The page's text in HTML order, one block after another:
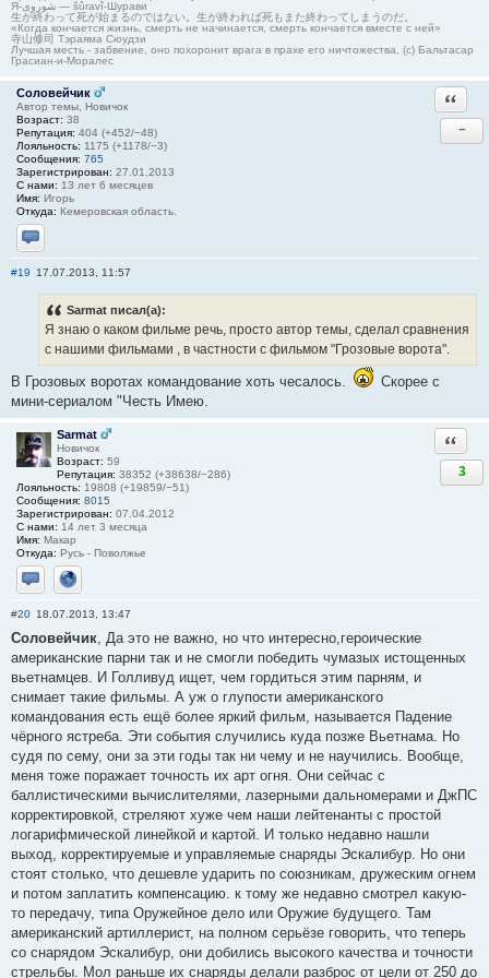
Я-شوروی — šûravî-Шурави
生が終わって死が始まるのではない。生が終われば死もまた終わってしまうのだ。
«Когда кончается жизнь, смерть не начинается, смерть кончается вместе с ней»
寺山修司 Тэраяма Сюудзи
Лучшая месть - забвение, оно похоронит врага в прахе его ничтожества. (с) Бальтасар
Грасиан-и-Моралес
Соловейчик
Автор темы, Новичок
Возраст: 38
Репутация: 404 (+452/−48)
Лояльность: 1175 (+1178/−3)
Сообщения: 765
Зарегистрирован: 27.01.2013
С нами: 13 лет 6 месяцев
Имя: Игорь
Откуда: Кемеровская область.
Отправить личное сообщение
−
#19 17.07.2013, 11:57
Sarmat писал(а):
Я знаю о каком фильме речь, просто автор темы, сделал сравнения
с нашими фильмами , в частности с фильмом "Грозовые ворота".
В Грозовых воротах командование хоть чесалось.
Скорее с
мини-сериалом "Честь Имею.
Sarmat
Новичок
Возраст: 59
Репутация: 38352 (+38638/−286)
Лояльность: 19808 (+19859/−51)
Сообщения: 8015
Зарегистрирован: 07.04.2012
С нами: 14 лет 3 месяца
Имя: Макар
Откуда: Русь - Поволжье
Отправить личное сообщение
Сайт
3
#20 18.07.2013, 13:47
Соловейчик , Да это не важно, но что интересно,героические
американские парни так и не смогли победить чумазых истощенных
вьетнамцев. И Голливуд ищет, чем гордиться этим парням, и
снимает такие фильмы. А уж о глупости американского
командования есть ещё более яркий фильм, называется Падение
чёрного ястреба. Эти события случились куда позже Вьетнама. Но
судя по сему, они за эти годы так ни чему и не научились. Вообще,
меня тоже поражает точность их арт огня. Они сейчас с
баллистическими вычислителями, лазерными дальномерами и ДжПС
корректировкой, стреляют хуже чем наши лейтенанты с простой
логарифмической линейкой и картой. И только недавно нашли
выход, корректируемые и управляемые снаряды Эскалибур. Но они
стоят столько, что дешевле ударить по союзникам, дружеским огнем
и потом заплатить компенсацию. к тому же недавно смотрел какую-
то передачу, типа Оружейное дело или Оружие будущего. Там
американский артиллерист, на полном серьёзе говорить, что теперь
со снарядом Эскалибур, они добились высокого качества и точности
стрельбы. Мол раньше их снаряды делали разброс от цели от 250 до